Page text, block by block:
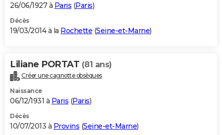
26/06/1927 à Paris (Paris)
Décès
19/03/2014 à la Rochette (Seine-et-Marne)
Liliane PORTAT (81 ans)
Créer une cagnotte obsèques
Naissance
06/12/1931 à Paris (Paris)
Décès
10/07/2013 à Provins (Seine-et-Marne)